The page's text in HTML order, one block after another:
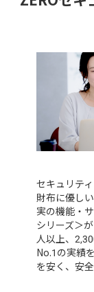
セキュリテ
財布に優し
実の機能・
シリーズ＞
人以上、
No.1の実績
を安く、安